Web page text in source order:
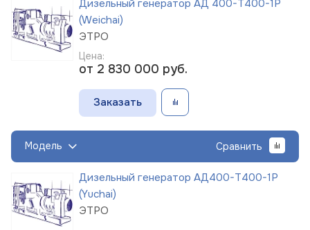
Дизельный генератор АД 400-Т400-1Р
(Weichai)
ЭТРО
Цена:
от 2 830 000 руб.
Заказать
Модель Сравнить
Дизельный генератор АД400-Т400-1Р
(Yuchai)
ЭТРО